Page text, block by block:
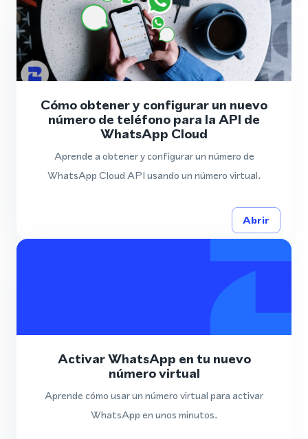
Cómo obtener y configurar un nuevo
número de teléfono para la API de
WhatsApp Cloud
Aprende a obtener y configurar un número de
WhatsApp Cloud API usando un número virtual.
Abrir
Activar WhatsApp en tu nuevo
número virtual
Aprende cómo usar un número virtual para activar
WhatsApp en unos minutos.